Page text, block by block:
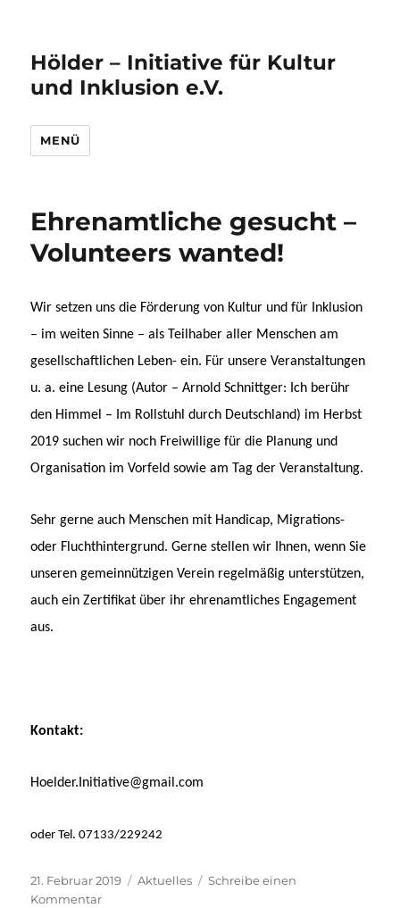
Hölder – Initiative für Kultur
und Inklusion e.V.
MENÜ
Ehrenamtliche gesucht –
Volunteers wanted!
Wir setzen uns die Förderung von Kultur und für Inklusion
– im weiten Sinne – als Teilhaber aller Menschen am
gesellschaftlichen Leben- ein. Für unsere Veranstaltungen
u. a. eine Lesung (Autor – Arnold Schnittger: Ich berühr
den Himmel – Im Rollstuhl durch Deutschland) im Herbst
2019 suchen wir noch Freiwillige für die Planung und
Organisation im Vorfeld sowie am Tag der Veranstaltung.
Sehr gerne auch Menschen mit Handicap, Migrations-
oder Fluchthintergrund. Gerne stellen wir Ihnen, wenn Sie
unseren gemeinnützigen Verein regelmäßig unterstützen,
auch ein Zertifikat über ihr ehrenamtliches Engagement
aus.
Kontakt:
Hoelder.Initiative@gmail.com
oder Tel. 07133/229242
Veröffentlicht
am
21. Februar 2019 Kategorien
Aktuelles
Schreibe einen
Kommentarzu